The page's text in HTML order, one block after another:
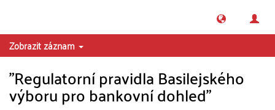
Zobrazit záznam
"Regulatorní pravidla Basilejského
výboru pro bankovní dohled"